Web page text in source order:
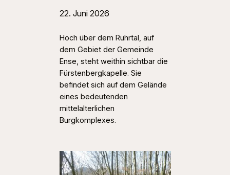
22. Juni 2026
Hoch über dem Ruhrtal, auf
dem Gebiet der Gemeinde
Ense, steht weithin sichtbar die
Fürstenbergkapelle. Sie
befindet sich auf dem Gelände
eines bedeutenden
mittelalterlichen
Burgkomplexes.